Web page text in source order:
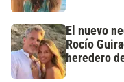
El nuevo
Rocío
heredero